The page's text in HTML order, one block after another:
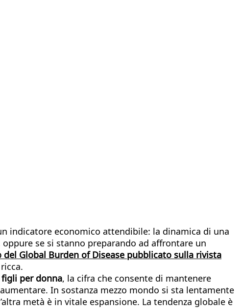
indicatore economico attendibile: la dinamica di una
se si stanno preparando ad affrontare un
Global Burden of Disease pubblicato sulla rivista
per donna, la cifra che consente di mantenere
In sostanza mezzo mondo si sta lentamente
metà è in vitale espansione. La tendenza globale è